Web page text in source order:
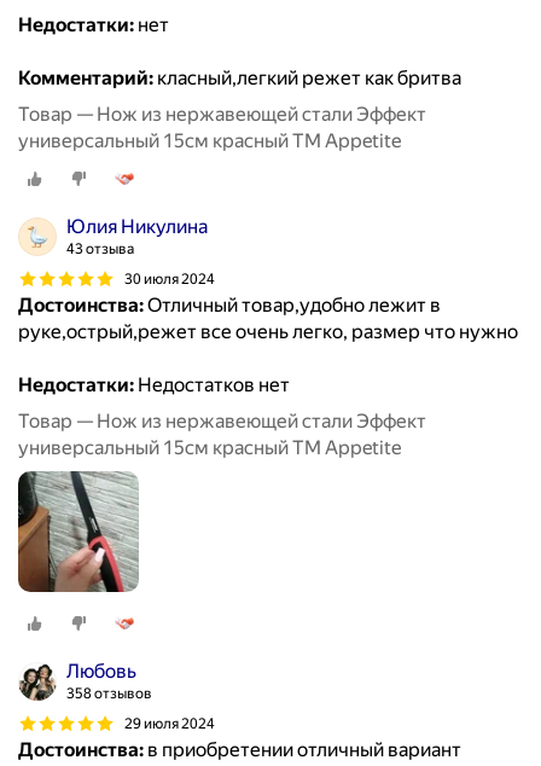
Недостатки: нет
Комментарий: класный,легкий режет как бритва
Товар — Нож из нержавеющей стали Эффект
универсальный 15см красный ТМ Appetite
Юлия Никулина
43 отзыва
30 июля 2024
Достоинства:Отличный товар,удобно лежит в
руке,острый,режет все очень легко, размер что нужно
Недостатки: Недостатков нет
Товар — Нож из нержавеющей стали Эффект
универсальный 15см красный ТМ Appetite
Любовь
358 отзывов
29 июля 2024
Достоинства: в приобретении отличный вариант